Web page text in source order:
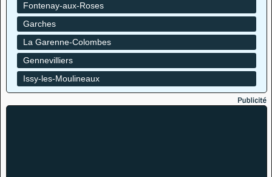
Fontenay-aux-Roses
Garches
La Garenne-Colombes
Gennevilliers
Issy-les-Moulineaux